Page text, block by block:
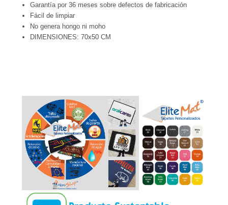
Garantía por 36 meses sobre defectos de fabricación
Fácil de limpiar
No genera hongo ni moho
DIMENSIONES: 70x50 CM